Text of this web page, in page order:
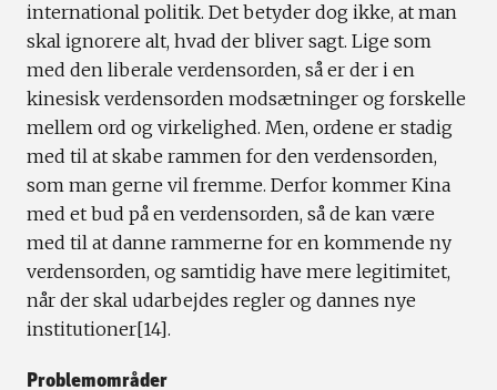
international politik. Det betyder dog ikke, at man
skal ignorere alt, hvad der bliver sagt. Lige som
med den liberale verdensorden, så er der i en
kinesisk verdensorden modsætninger og forskelle
mellem ord og virkelighed. Men, ordene er stadig
med til at skabe rammen for den verdensorden,
som man gerne vil fremme. Derfor kommer Kina
med et bud på en verdensorden, så de kan være
med til at danne rammerne for en kommende ny
verdensorden, og samtidig have mere legitimitet,
når der skal udarbejdes regler og dannes nye
institutioner[14].
Problemområder